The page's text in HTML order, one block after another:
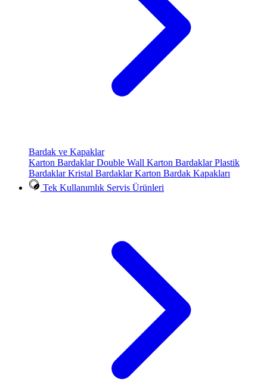
Bardak ve Kapaklar
Karton BardaklarDouble Wall Karton BardaklarPlastik
BardaklarKristal BardaklarKarton Bardak Kapakları
Tek Kullanımlık Servis Ürünleri